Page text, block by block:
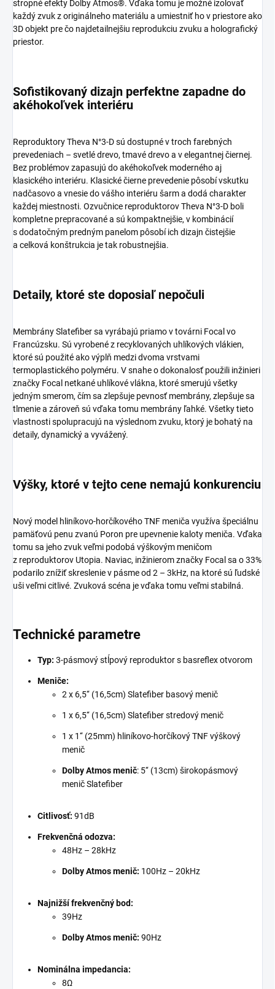
stropné efekty Dolby Atmos®. Vďaka tomu je možné izolovať
každý zvuk z originálneho materiálu a umiestniť ho v priestore ako
3D objekt pre čo najdetailnejšiu reprodukciu zvuku a holografický
priestor.
Sofistikovaný dizajn perfektne zapadne do
akéhokoľvek interiéru
Reproduktory Theva N°3-D sú dostupné v troch farebných
prevedeniach – svetlé drevo, tmavé drevo a v elegantnej čiernej.
Bez problémov zapasujú do akéhokoľvek moderného aj
klasického interiéru. Klasické čierne prevedenie pôsobí vskutku
nadčasovo a vnesie do vášho interiéru šarm a dodá charakter
každej miestnosti. Ozvučnice reproduktorov Theva N°3-D boli
kompletne prepracované a sú kompaktnejšie, v kombinácií
s dodatočným predným panelom pôsobí ich dizajn čistejšie
a celková konštrukcia je tak robustnejšia.
Detaily, ktoré ste doposiaľ nepočuli
Membrány Slatefiber sa vyrábajú priamo v továrni Focal vo
Francúzsku. Sú vyrobené z recyklovaných uhlíkových vlákien,
ktoré sú použité ako výplň medzi dvoma vrstvami
termoplastického polyméru. V snahe o dokonalosť použili inžinieri
značky Focal netkané uhlíkové vlákna, ktoré smerujú všetky
jedným smerom, čím sa zlepšuje pevnosť membrány, zlepšuje sa
tlmenie a zároveň sú vďaka tomu membrány ľahké. Všetky tieto
vlastnosti spolupracujú na výslednom zvuku, ktorý je bohatý na
detaily, dynamický a vyvážený.
Výšky, ktoré v tejto cene nemajú konkurenciu
Nový model hliníkovo-horčíkového TNF meniča využíva špeciálnu
pamäťovú penu zvanú Poron pre upevnenie kaloty meniča. Vďaka
tomu sa jeho zvuk veľmi podobá výškovým meničom
z reproduktorov Utopia. Naviac, inžinierom značky Focal sa o 33%
podarilo znížiť skreslenie v pásme od 2 – 3kHz, na ktoré sú ľudské
uši veľmi citlivé. Zvuková scéna je vďaka tomu veľmi stabilná.
Technické parametre
Typ: 3-pásmový stĺpový reproduktor s basreflex otvorom
Meniče:
2 x 6,5‘‘ (16,5cm) Slatefiber basový menič
1 x 6,5‘‘ (16,5cm) Slatefiber stredový menič
1 x 1‘‘ (25mm) hliníkovo-horčíkový TNF výškový
menič
Dolby Atmos menič: 5‘‘ (13cm) širokopásmový
menič Slatefiber
Citlivosť: 91dB
Frekvenčná odozva:
48Hz – 28kHz
Dolby Atmos menič: 100Hz – 20kHz
Najnižší frekvenčný bod:
39Hz
Dolby Atmos menič: 90Hz
Nominálna impedancia:
8Ω